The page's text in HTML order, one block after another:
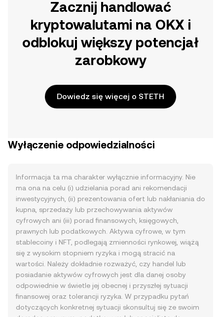
Zacznij handlować
kryptowalutami na OKX i
odblokuj większy potencjał
zarobkowy
Dowiedz się więcej o STETH
Wyłączenie odpowiedzialności
Informacja ta ma charakter wyłącznie informacyjny. Nie
ma ona na celu (i) udzielania porad ani rekomendacji
inwestycyjnych, (ii) prezentowania ofert lub nakłaniania do
kupna, sprzedaży lub przechowywania aktywów
cyfrowych ani (iii) porad finansowych, księgowych,
prawnych lub podatkowych. Aktywa cyfrowe, w tym
stablecoiny i NFT, podlegają zmienności rynkowej, wiążą
się z wysokim stopniem ryzyka i mogą stracić na
wartości. Należy dokładnie rozważyć, czy handel lub
posiadanie aktywów cyfrowych jest dla danej osoby
odpowiednie w świetle jej obecnej i przyszłej sytuacji
finansowej oraz tolerancji ryzyka. W przypadku pytań
dotyczących konkretnej sytuacji skonsultuj się ze swoim